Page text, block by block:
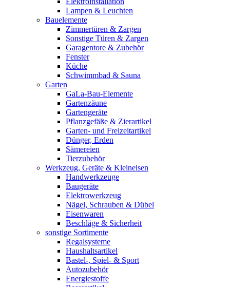
Lampen & Leuchten
Bauelemente
Zimmertüren & Zargen
Sonstige Türen & Zargen
Garagentore & Zubehör
Fenster
Küche
Schwimmbad & Sauna
Garten
GaLa-Bau-Elemente
Gartenzäune
Gartengeräte
Pflanzgefäße & Zierartikel
Garten- und Freizeitartikel
Dünger, Erden
Sämereien
Tierzubehör
Werkzeug, Geräte & Kleineisen
Handwerkzeuge
Baugeräte
Elektrowerkzeug
Nägel, Schrauben & Dübel
Eisenwaren
Beschläge & Sicherheit
sonstige Sortimente
Regalsysteme
Haushaltsartikel
Bastel-, Spiel- & Sport
Autozubehör
Energiestoffe